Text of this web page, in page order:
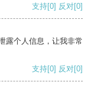
支持[0] 反对[0]
露个人信息，让我非常
支持[0] 反对[0]